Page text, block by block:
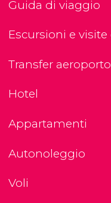
Guida di viaggio
Escursioni e
Transfer aeroporto
Hotel
Appartamenti
Autonoleggio
Voli